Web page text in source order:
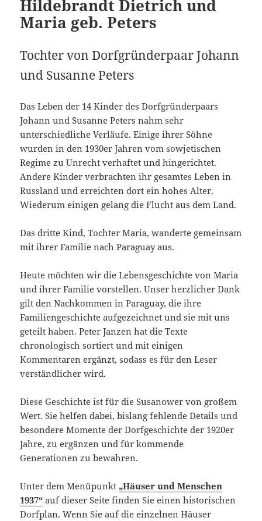
Hildebrandt Dietrich und
Maria geb. Peters
Tochter von Dorfgründerpaar Johann
und Susanne Peters
Das Leben der 14 Kinder des Dorfgründerpaars
Johann und Susanne Peters nahm sehr
unterschiedliche Verläufe. Einige ihrer Söhne
wurden in den 1930er Jahren vom sowjetischen
Regime zu Unrecht verhaftet und hingerichtet.
Andere Kinder verbrachten ihr gesamtes Leben in
Russland und erreichten dort ein hohes Alter.
Wiederum einigen gelang die Flucht aus dem Land.
Das dritte Kind, Tochter Maria, wanderte gemeinsam
mit ihrer Familie nach Paraguay aus.
Heute möchten wir die Lebensgeschichte von Maria
und ihrer Familie vorstellen. Unser herzlicher Dank
gilt den Nachkommen in Paraguay, die ihre
Familiengeschichte aufgezeichnet und sie mit uns
geteilt haben. Peter Janzen hat die Texte
chronologisch sortiert und mit einigen
Kommentaren ergänzt, sodass es für den Leser
verständlicher wird.
Diese Geschichte ist für die Susanower von großem
Wert. Sie helfen dabei, bislang fehlende Details und
besondere Momente der Dorfgeschichte der 1920er
Jahre, zu ergänzen und für kommende
Generationen zu bewahren.
Unter dem Menüpunkt „Häuser und Menschen
1937“ auf dieser Seite finden Sie einen historischen
Dorfplan. Wenn Sie auf die einzelnen Häuser